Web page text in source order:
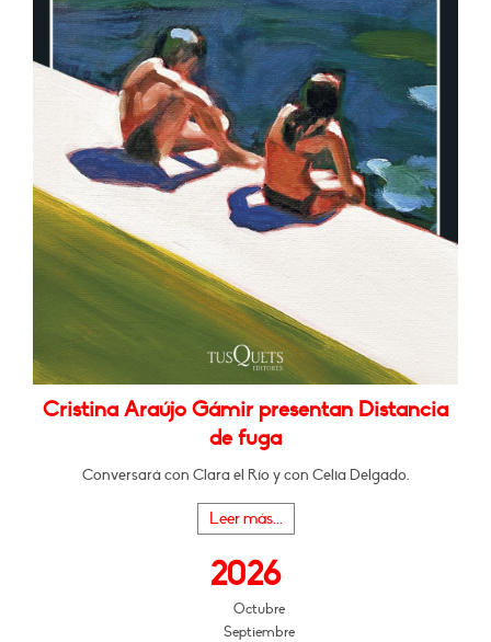
Cristina Araújo Gámir presentan Distancia
de fuga
Conversará con Clara el Río y con Celia Delgado.
Leer más...
2026
Octubre
Septiembre